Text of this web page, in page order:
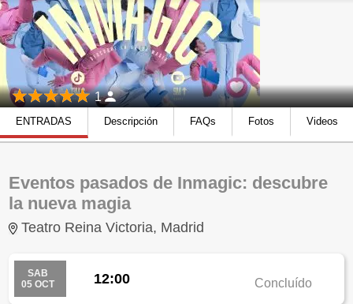
1
ENTRADAS Descripción FAQs Fotos Videos
Eventos pasados de Inmagic: descubre
la nueva magia
Teatro Reina Victoria, Madrid
SAB
05 OCT
12:00 Concluído